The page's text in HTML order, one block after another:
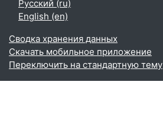
Русский ‎(ru)‎
English ‎(en)‎
Сводка хранения данных
Скачать мобильное приложение
Переключить на стандартную тему